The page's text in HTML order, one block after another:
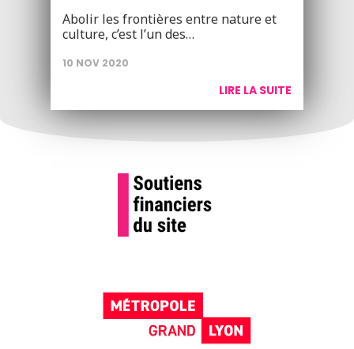
Abolir les frontières entre nature et
culture, c’est l’un des…
10 NOV 2020
LIRE LA SUITE